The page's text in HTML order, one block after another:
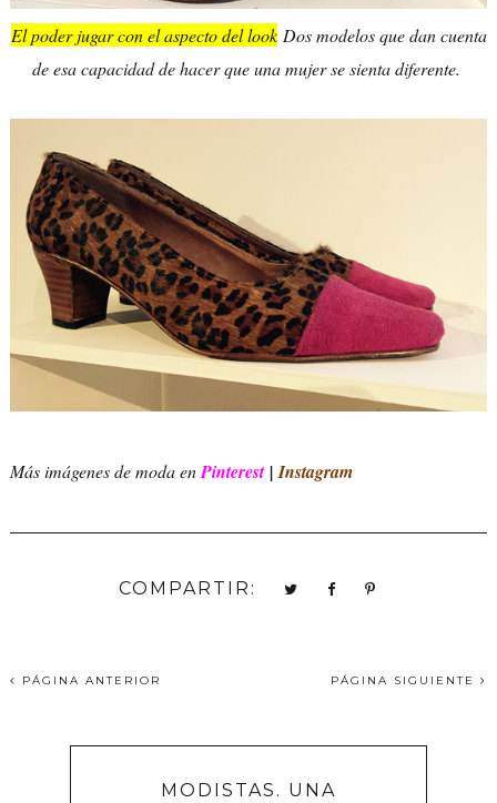
El poder jugar con el aspecto del look Dos modelos que dan cuenta
de esa capacidad de hacer que una mujer se sienta diferente.
Más imágenes de moda enPinterest |Instagram
COMPARTIR:
PÁGINA ANTERIOR PÁGINA SIGUIENTE
MODISTAS. UNA